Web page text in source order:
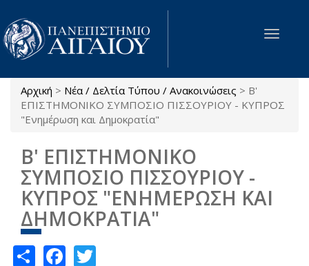
Παράκαμψη προς το κυρίως περιεχόμενο
Toggle
Είστε εδώ
Αρχική > Νέα / Δελτία Τύπου / Ανακοινώσεις > Β'
ΕΠΙΣΤΗΜΟΝΙΚΟ ΣΥΜΠΟΣΙΟ ΠΙΣΣΟΥΡΙΟΥ - ΚΥΠΡΟΣ
"Ενημέρωση και Δημοκρατία"
Β' ΕΠΙΣΤΗΜΟΝΙΚΟ
ΣΥΜΠΟΣΙΟ ΠΙΣΣΟΥΡΙΟΥ -
ΚΥΠΡΟΣ "ΕΝΗΜΕΡΩΣΗ ΚΑΙ
ΔΗΜΟΚΡΑΤΙΑ"
ShareFacebook